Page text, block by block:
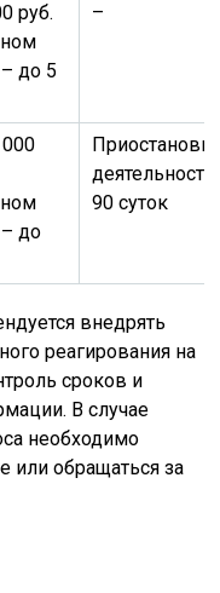
руб.
до 5
–
до
90 суток
внедрять
реагирования на
сроков и
В случае
необходимо
или обращаться за